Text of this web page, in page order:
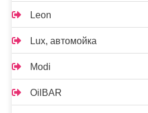
Leon
Lux, автомойка
Modi
OilBAR